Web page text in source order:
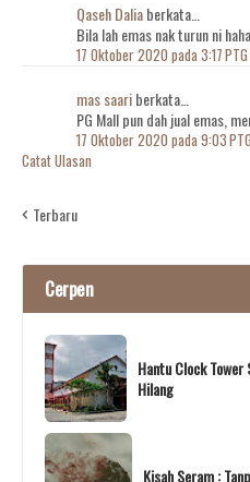
Qaseh Daliaberkata…
Bila lah emas nak turun ni haha
17 Oktober 2020 pada 3:17 PTG
mas saariberkata…
PG Mall pun dah jual emas,
17 Oktober 2020 pada 9:03 PTG
Catat Ulasan
Terbaru
Cerpen
Hantu Clock Tower
Hilang
Kisah Seram :